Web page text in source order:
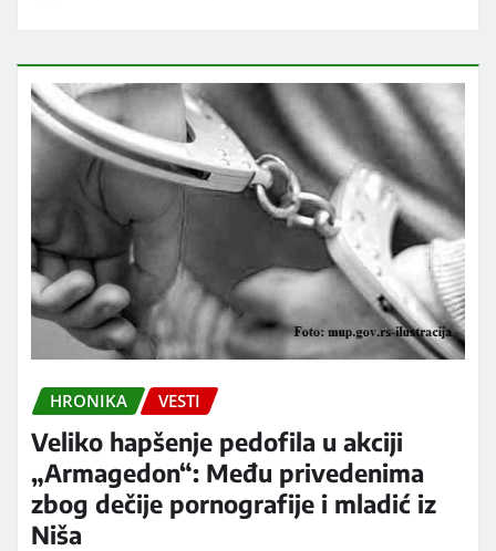
HRONIKA VESTI
Veliko hapšenje pedofila u akciji
„Armagedon“: Među privedenima
zbog dečije pornografije i mladić iz
Niša